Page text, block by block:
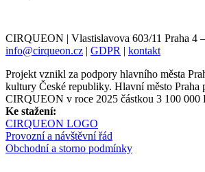
CIRQUEON | Vlastislavova 603/11 Praha 4
info@cirqueon.cz | GDPR | kontakt
Projekt vznikl za podpory hlavního města
kultury České republiky. Hlavní město Praha
CIRQUEON v roce 2025 částkou 3 100 000
Ke stažení:
CIRQUEON LOGO
Provozní a návštěvní řád
Obchodní a storno podmínky